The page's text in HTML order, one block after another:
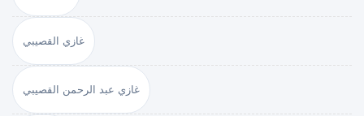
غازي القصيبي
غازي عبد الرحمن القصيبي